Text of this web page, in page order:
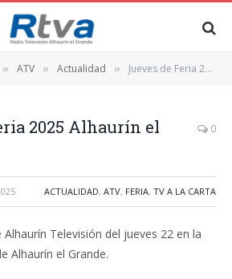
» ATV » Actualidad » Jueves de Feria 2025 Alhaurín el Grande
2025 Alhaurín el
0
ACTUALIDAD, ATV, FERIA, TV A LA CARTA
Televisión del jueves 22 en la
Alhaurín el Grande.